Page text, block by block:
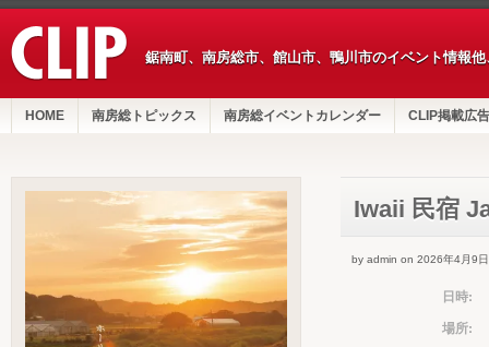
鋸南町、南房総市、館山市、鴨川市のイベント情報
HOME 南房総トピックス 南房総イベントカレンダー CLIP掲載広告
Iwaii 民宿
by admin on 2026年4月9日
日時:
場所: